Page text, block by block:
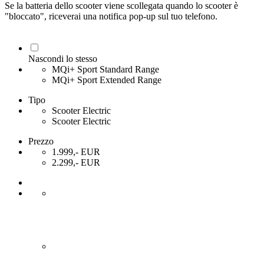
Se la batteria dello scooter viene scollegata quando lo scooter è
"bloccato", riceverai una notifica pop-up sul tuo telefono.
Nascondi lo stesso
MQi+ Sport Standard Range
MQi+ Sport Extended Range
Tipo
Scooter Electric
Scooter Electric
Prezzo
1.999,- EUR
2.299,- EUR